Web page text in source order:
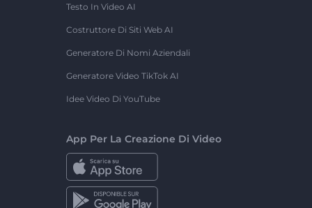
Testo In Video AI
Costruttore Di Siti Web AI
Generatore Di Nomi Aziendali
Generatore Video TikTok AI
Idee Video Di YouTube
App Per La Creazione Di Video